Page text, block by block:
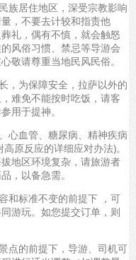
族居住地区，深受宗教影响
，不要去计较和指责他
礼，偶有不慎，就会触怒
风俗习惯、禁忌等导游会
敬请尊重当地民风民俗。
，为保障安全，拉萨以外的
难免不能按时吃饭，请客
用于提神。
心血管、糖尿病、精神疾病
原反应的详细应对办法)。
地区环境复杂，请旅游者
，以备急需。
和标准不变的前提下 ，可
游玩。如您提交订单，则
点的前提下，导游、司机可